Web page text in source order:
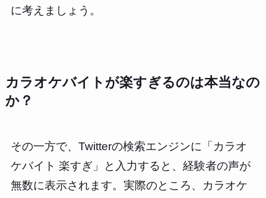
に考えましょう。
カラオケバイトが楽すぎるのは本当なの
か？
その一方で、Twitterの検索エンジンに「カラオ
ケバイト 楽すぎ」と入力すると、経験者の声が
無数に表示されます。実際のところ、カラオケ